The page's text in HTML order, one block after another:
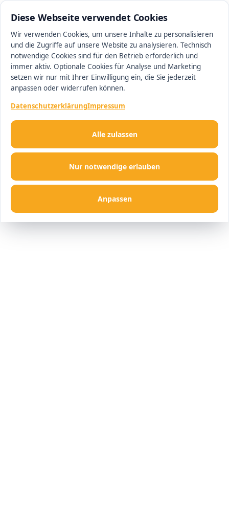
Diese Webseite verwendet Cookies
Wir verwenden Cookies, um unsere Inhalte zu personalisieren
und die Zugriffe auf unsere Website zu analysieren. Technisch
notwendige Cookies sind für den Betrieb erforderlich und
immer aktiv. Optionale Cookies für Analyse und Marketing
setzen wir nur mit Ihrer Einwilligung ein, die Sie jederzeit
anpassen oder widerrufen können.
DatenschutzerklärungImpressum
Nur notwendige erlauben
Anpassen
Alle zulassen